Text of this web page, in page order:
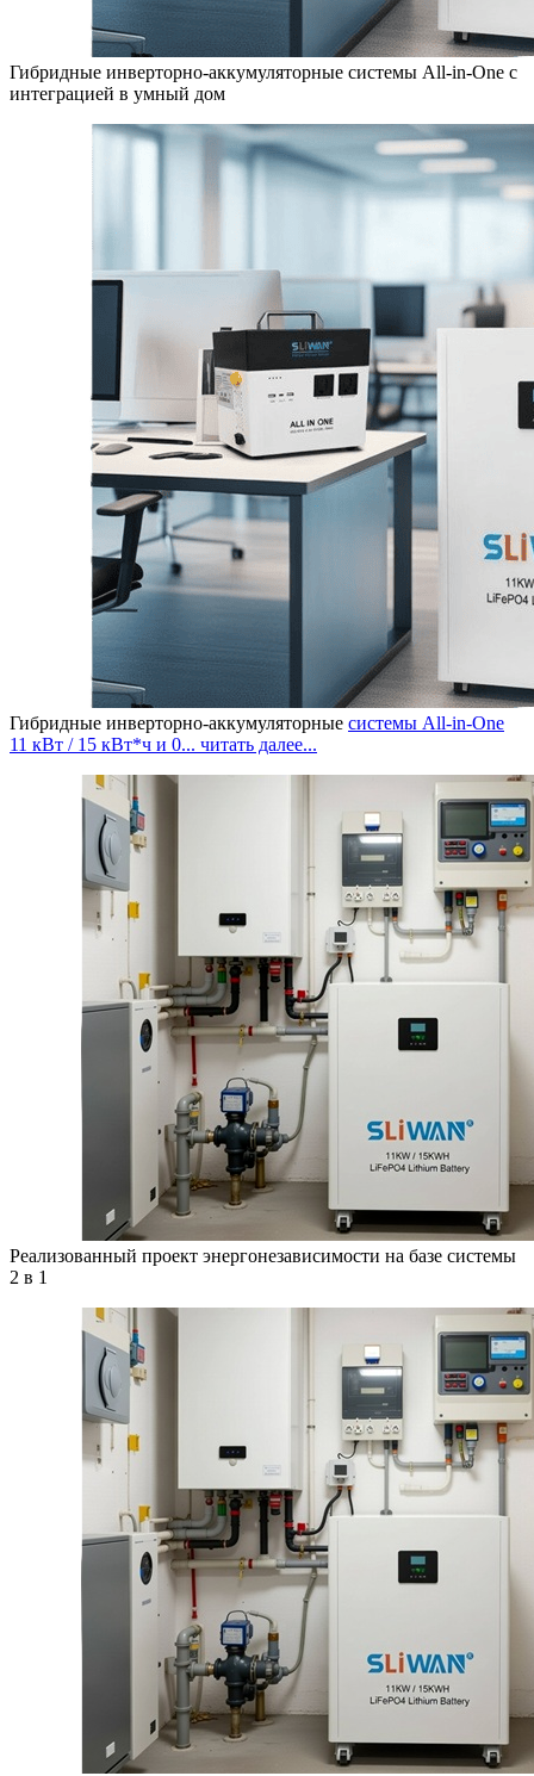
Гибридные инверторно-аккумуляторные системы All-in-One с
интеграцией в умный дом
Гибридные инверторно-аккумуляторные системы All-in-One
11 кВт / 15 кВт*ч и 0... читать далее...
Реализованный проект энергонезависимости на базе системы
2 в 1